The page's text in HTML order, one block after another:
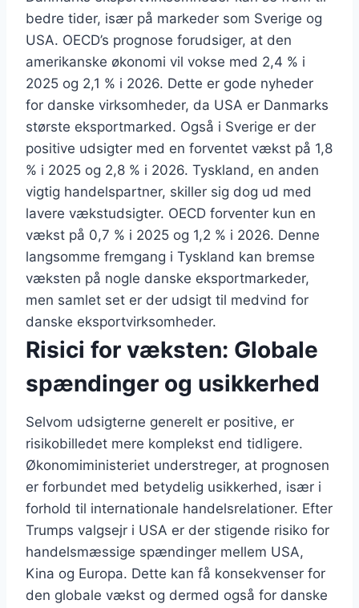
bedre tider, især på markeder som Sverige og
USA. OECD’s prognose forudsiger, at den
amerikanske økonomi vil vokse med 2,4 % i
2025 og 2,1 % i 2026. Dette er gode nyheder
for danske virksomheder, da USA er Danmarks
største eksportmarked. Også i Sverige er der
positive udsigter med en forventet vækst på 1,8
% i 2025 og 2,8 % i 2026. Tyskland, en anden
vigtig handelspartner, skiller sig dog ud med
lavere vækstudsigter. OECD forventer kun en
vækst på 0,7 % i 2025 og 1,2 % i 2026. Denne
langsomme fremgang i Tyskland kan bremse
væksten på nogle danske eksportmarkeder,
men samlet set er der udsigt til medvind for
danske eksportvirksomheder.
Risici for væksten: Globale
spændinger og usikkerhed
Selvom udsigterne generelt er positive, er
risikobilledet mere komplekst end tidligere.
Økonomiministeriet understreger, at prognosen
er forbundet med betydelig usikkerhed, især i
forhold til internationale handelsrelationer. Efter
Trumps valgsejr i USA er der stigende risiko for
handelsmæssige spændinger mellem USA,
Kina og Europa. Dette kan få konsekvenser for
den globale vækst og dermed også for danske